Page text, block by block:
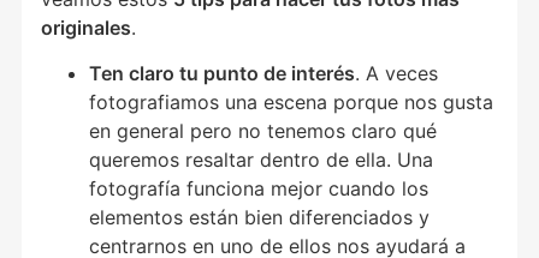
originales.
Ten claro tu punto de interés. A veces
fotografiamos una escena porque nos gusta
en general pero no tenemos claro qué
queremos resaltar dentro de ella. Una
fotografía funciona mejor cuando los
elementos están bien diferenciados y
centrarnos en uno de ellos nos ayudará a